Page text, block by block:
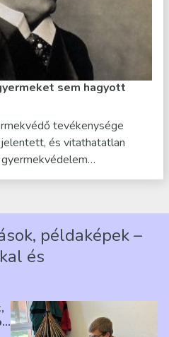
sem hagyott
tevékenysége
és vitathatatlan
példaképek –
és